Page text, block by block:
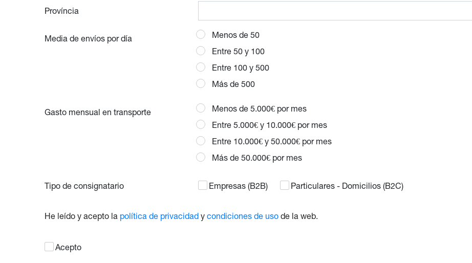
Província
Media de envíos por día
Menos de 50
Entre 50 y 100
Entre 100 y 500
Más de 500
Gasto mensual en transporte
Menos de 5.000€ por mes
Entre 5.000€ y 10.000€ por mes
Entre 10.000€ y 50.000€ por mes
Más de 50.000€ por mes
Tipo de consignatario Empresas (B2B) Particulares - Domicilios (B2C)
He leído y acepto la política de privacidad y condiciones de uso de la web.
Acepto